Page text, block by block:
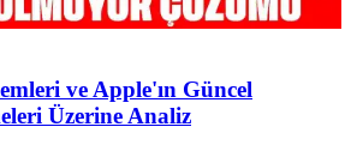
ve Apple'ın Güncel
Üzerine Analiz